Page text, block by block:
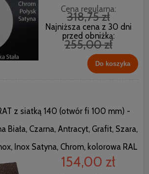
Cena regularna:
318,75 zł
Najniższa cena z 30 dni
przed obniżką:
255,00 zł
Do koszyka
z siatką 140 (otwór fi 100 mm) -
Biała, Czarna, Antracyt, Grafit, Szara,
Inox Satyna, Chrom, kolorowa RAL
154,00 zł